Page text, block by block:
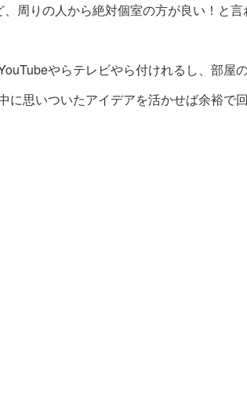
周りの人から絶対個室の方が良い！と
やらテレビやら付けれるし、部屋の
に思いついたアイデアを活かせば余裕で